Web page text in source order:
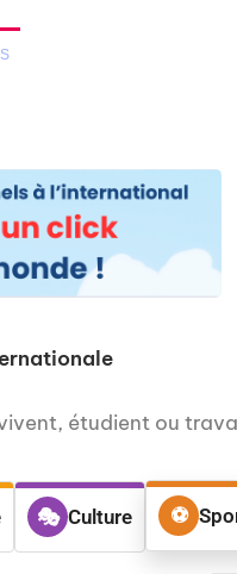
étudient ou
Culture